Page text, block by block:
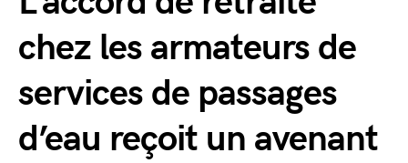
chez les armateurs de
services de passages
d’eau reçoit un avenant